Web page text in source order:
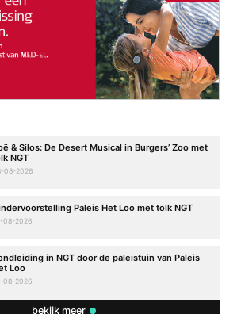
& Silos: De Desert Musical in Burgers’ Zoo met
NGT
08-2026
Paleis Het Loo met tolk NGT
08-2026
in NGT door de paleistuin van Paleis
Loo
08-2026
bekijk meer